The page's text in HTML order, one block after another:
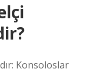
Konsoloslar